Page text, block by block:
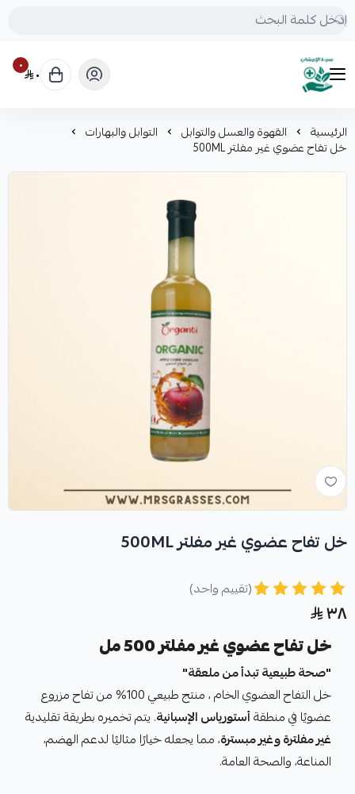
mrs.grasses
٠ ٠
الرئيسية القهوة والعسل والتوابل التوابل والبهارات
خل تفاح عضوي غير مفلتر 500ML
خل تفاح عضوي غير مفلتر 500ML
(تقييم واحد)
٣٨
خل تفاح عضوي غير مفلتر 500 مل
"صحة طبيعية تبدأ من ملعقة"
خل التفاح العضوي الخام ، منتج طبيعي 100% من تفاح مزروع
عضويًا في منطقةأستورياس الإسبانية. يتم تخميره بطريقة تقليدية
غير مفلترة وغير مبسترة، مما يجعله خيارًا مثاليًا لدعم الهضم،
المناعة، والصحة العامة.